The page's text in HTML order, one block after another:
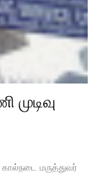
கால்நடை மருத்துவர்